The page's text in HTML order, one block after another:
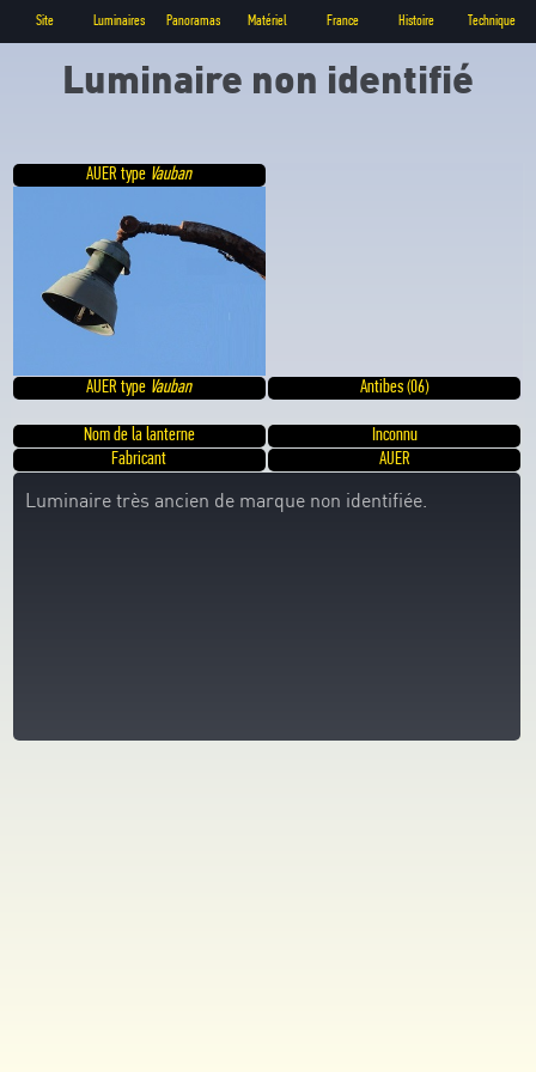
Site Luminaires Panoramas Matériel France Histoire Technique
Luminaire non identifié
AUER type Vauban
AUER type Vauban Antibes (06)
Nom de la lanterne
Inconnu
Fabricant
AUER
Luminaire très ancien de marque non identifiée.